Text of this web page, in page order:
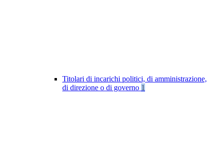
Titolari di incarichi politici, di amministrazione,
di direzione o di governo 1